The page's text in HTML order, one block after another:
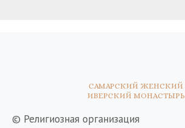
САМАРСКИЙ ЖЕНСКИЙ
ИВЕРСКИЙ МОНАСТЫРЬ
© Религиозная организация